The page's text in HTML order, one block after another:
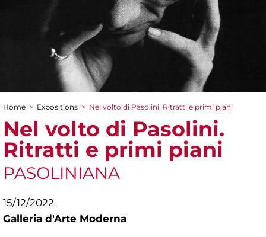
You are here
Home > Expositions > Nel volto di Pasolini. Ritratti e primi piani
Nel volto di Pasolini.
Ritratti e primi piani
PASOLINIANA
15/12/2022
Galleria d'Arte Moderna